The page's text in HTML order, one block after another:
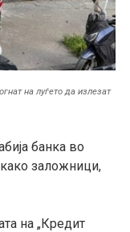
на луѓето да излезат
банка во
заложници,
на „Кредит